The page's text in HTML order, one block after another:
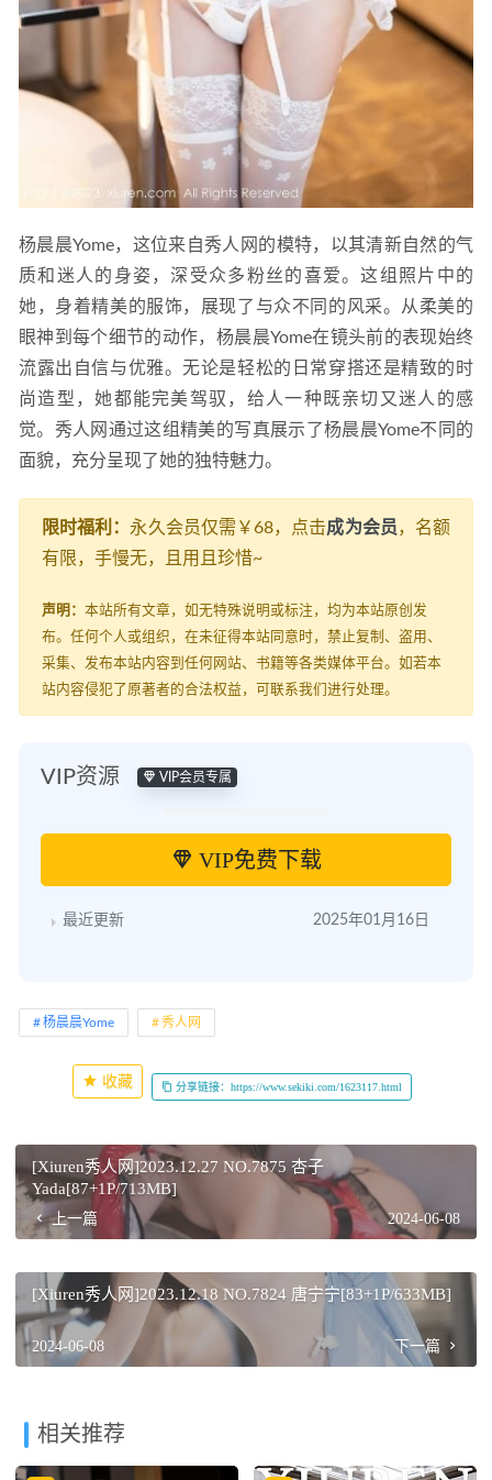
杨晨晨Yome，这位来自秀人网的模特，以其清新自然的气
质和迷人的身姿，深受众多粉丝的喜爱。这组照片中的
她，身着精美的服饰，展现了与众不同的风采。从柔美的
眼神到每个细节的动作，杨晨晨Yome在镜头前的表现始终
流露出自信与优雅。无论是轻松的日常穿搭还是精致的时
尚造型，她都能完美驾驭，给人一种既亲切又迷人的感
觉。秀人网通过这组精美的写真展示了杨晨晨Yome不同的
面貌，充分呈现了她的独特魅力。
限时福利： 永久会员仅需￥68，点击成为会员，名额
有限，手慢无，且用且珍惜~
声明： 本站所有文章，如无特殊说明或标注，均为本站原创发
布。任何个人或组织，在未征得本站同意时，禁止复制、盗用、
采集、发布本站内容到任何网站、书籍等各类媒体平台。如若本
站内容侵犯了原著者的合法权益，可联系我们进行处理。
VIP资源 VIP会员专属
VIP免费下载
最近更新 2025年01月16日
杨晨晨Yome 秀人网
收藏 分享链接：https://www.sekiki.com/1623117.html
[Xiuren秀人网]2023.12.27 NO.7875 杏子
Yada[87+1P/713MB]
上一篇 2024-06-08
[Xiuren秀人网]2023.12.18 NO.7824 唐宁宁[83+1P/633MB]
2024-06-08 下一篇
相关推荐